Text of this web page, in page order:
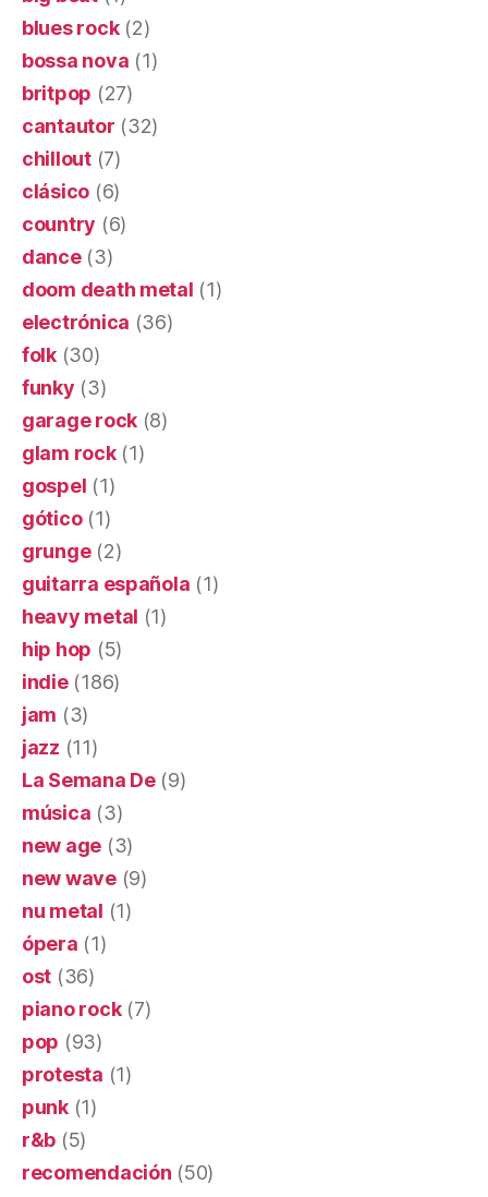
blues rock(2)
bossa nova (1)
britpop (27)
cantautor (32)
chillout(7)
clásico (6)
country (6)
dance(3)
doom death metal (1)
electrónica (36)
folk(30)
funky (3)
garage rock (8)
glam rock(1)
gospel (1)
gótico(1)
grunge(2)
guitarra española (1)
heavy metal (1)
hip hop (5)
indie(186)
jam (3)
jazz (11)
La Semana De(9)
música (3)
new age (3)
new wave(9)
nu metal (1)
ópera (1)
ost (36)
piano rock(7)
pop (93)
protesta (1)
punk(1)
r&b (5)
recomendación (50)